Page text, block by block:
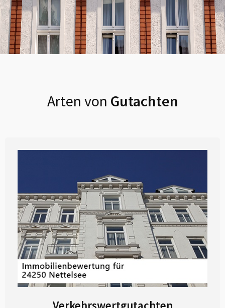
Arten von Gutachten